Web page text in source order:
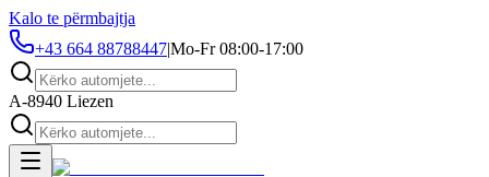
Kalo te përmbajtja
+43 664 88788447|Mo-Fr 08:00-17:00
A-8940 Liezen